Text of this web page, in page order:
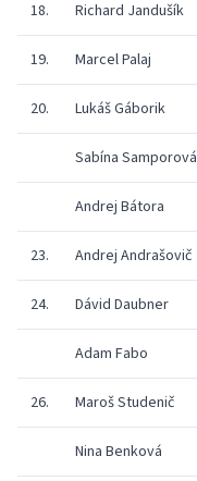
18. Richard Jandušík
19. Marcel Palaj
20. Lukáš Gáborik
Sabína Samporová
Andrej Bátora
23. Andrej Andrašovič
24. Dávid Daubner
Adam Fabo
26. Maroš Studenič
Nina Benková